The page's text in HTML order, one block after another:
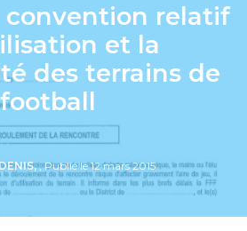
convention relatif
et la
des terrains de
football
, Publié le 12 mars 2015